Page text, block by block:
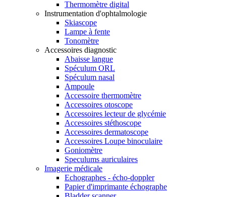
Thermomètre digital
Instrumentation d'ophtalmologie
Skiascope
Lampe à fente
Tonomètre
Accessoires diagnostic
Abaisse langue
Spéculum ORL
Spéculum nasal
Ampoule
Accessoire thermomètre
Accessoires otoscope
Accessoires lecteur de glycémie
Accessoires stéthoscope
Accessoires dermatoscope
Accessoires Loupe binoculaire
Goniomètre
Speculums auriculaires
Imagerie médicale
Echographes - écho-doppler
Papier d'imprimante échographe